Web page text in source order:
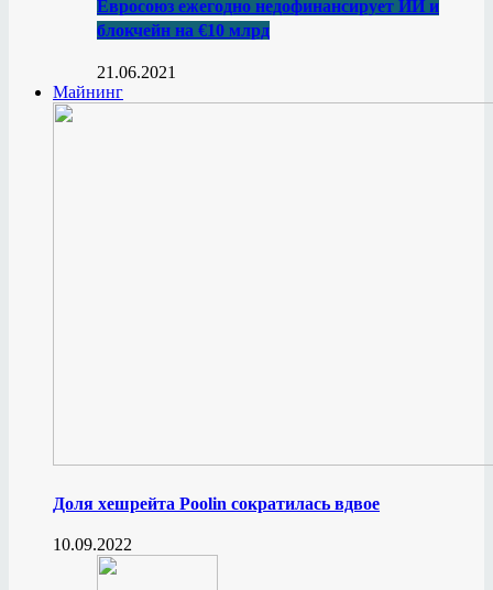
Евросоюз ежегодно недофинансирует ИИ и
блокчейн на €10 млрд
21.06.2021
Майнинг
Доля хешрейта Poolin сократилась вдвое
10.09.2022